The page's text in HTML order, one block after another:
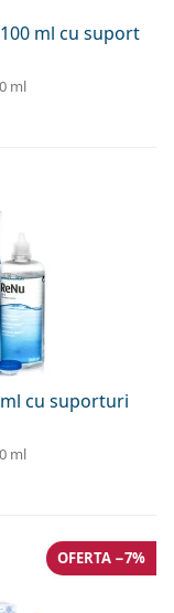
ml cu suport
ml
ml cu suporturi
ml
OFERTA −7%